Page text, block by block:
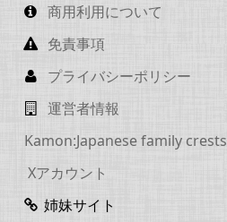
商用利用について
免責事項
プライバシーポリシー
運営者情報
Kamon:Japanese family crests
Xアカウント
姉妹サイト